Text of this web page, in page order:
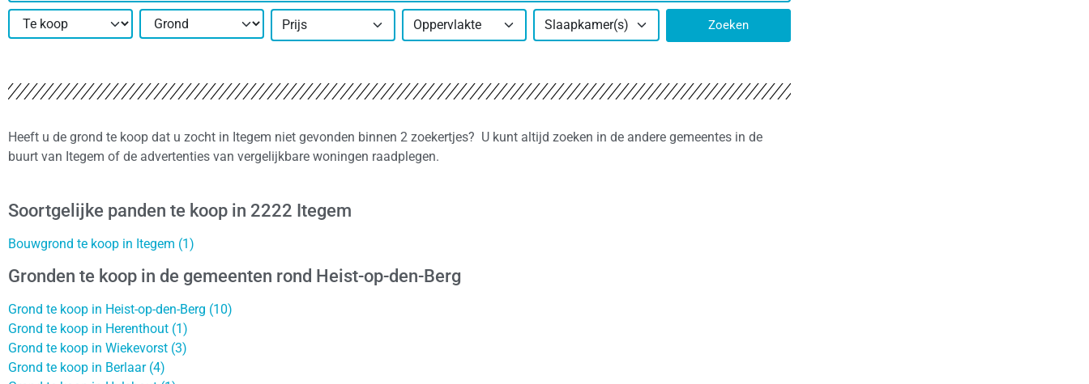
Prijs Oppervlakte Slaapkamer(s) Zoeken
Heeft u de grond te koop dat u zocht in Itegem niet gevonden binnen 2 zoekertjes? U kunt altijd zoeken in de andere gemeentes in de
buurt van Itegem of de advertenties van vergelijkbare woningen raadplegen.
Soortgelijke panden te koop in 2222 Itegem
Bouwgrond te koop in Itegem (1)
Gronden te koop in de gemeenten rond Heist-op-den-Berg
Grond te koop in Heist-op-den-Berg (10)
Grond te koop in Herenthout (1)
Grond te koop in Wiekevorst (3)
Grond te koop in Berlaar (4)